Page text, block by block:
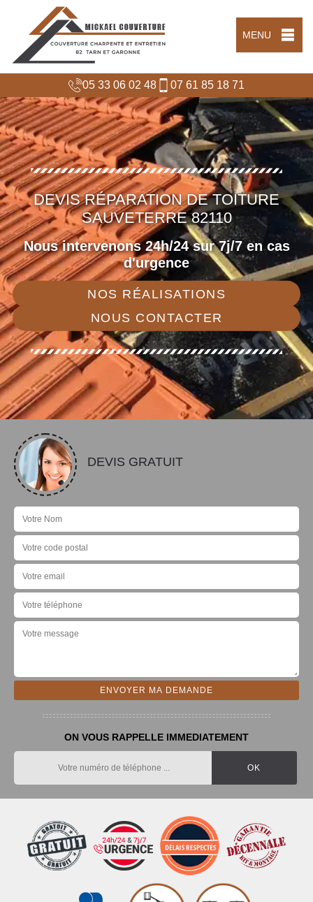
MENU
05 33 06 02 48 07 61 85 18 71
DEVIS RÉPARATION DE TOITURE
SAUVETERRE 82110
Nous intervenons 24h/24 sur 7j/7 en cas
d'urgence
NOS RÉALISATIONS
NOUS CONTACTER
DEVIS GRATUIT
ON VOUS RAPPELLE IMMEDIATEMENT